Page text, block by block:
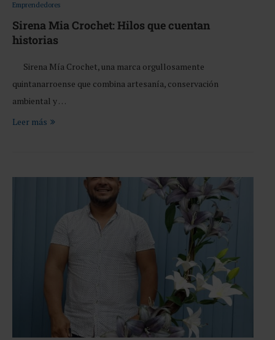
Emprendedores
Sirena Mia Crochet: Hilos que cuentan
historias
Sirena Mía Crochet, una marca orgullosamente
quintanarroense que combina artesanía, conservación
ambiental y …
Leer más